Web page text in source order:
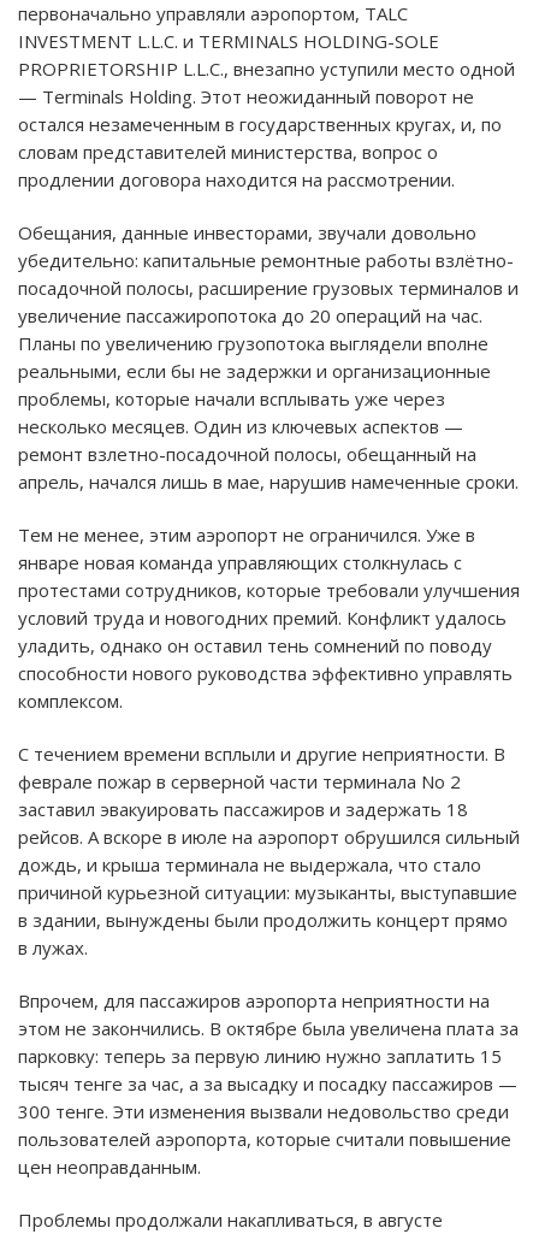
первоначально управляли аэропортом, TALC
INVESTMENT L.L.C. и TERMINALS HOLDING-SOLE
PROPRIETORSHIP L.L.C., внезапно уступили место одной
— Terminals Holding. Этот неожиданный поворот не
остался незамеченным в государственных кругах, и, по
словам представителей министерства, вопрос о
продлении договора находится на рассмотрении.
Обещания, данные инвесторами, звучали довольно
убедительно: капитальные ремонтные работы взлётно-
посадочной полосы, расширение грузовых терминалов и
увеличение пассажиропотока до 20 операций на час.
Планы по увеличению грузопотока выглядели вполне
реальными, если бы не задержки и организационные
проблемы, которые начали всплывать уже через
несколько месяцев. Один из ключевых аспектов —
ремонт взлетно-посадочной полосы, обещанный на
апрель, начался лишь в мае, нарушив намеченные сроки.
Тем не менее, этим аэропорт не ограничился. Уже в
январе новая команда управляющих столкнулась с
протестами сотрудников, которые требовали улучшения
условий труда и новогодних премий. Конфликт удалось
уладить, однако он оставил тень сомнений по поводу
способности нового руководства эффективно управлять
комплексом.
С течением времени всплыли и другие неприятности. В
феврале пожар в серверной части терминала No 2
заставил эвакуировать пассажиров и задержать 18
рейсов. А вскоре в июле на аэропорт обрушился сильный
дождь, и крыша терминала не выдержала, что стало
причиной курьезной ситуации: музыканты, выступавшие
в здании, вынуждены были продолжить концерт прямо
в лужах.
Впрочем, для пассажиров аэропорта неприятности на
этом не закончились. В октябре была увеличена плата за
парковку: теперь за первую линию нужно заплатить 15
тысяч тенге за час, а за высадку и посадку пассажиров —
300 тенге. Эти изменения вызвали недовольство среди
пользователей аэропорта, которые считали повышение
цен неоправданным.
Проблемы продолжали накапливаться, в августе